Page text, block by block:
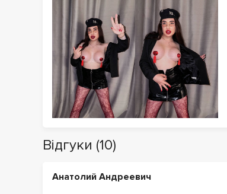
Відгуки (10)
Анатолий Андреевич